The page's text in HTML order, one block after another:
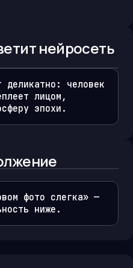
нейросеть
деликатно: человек
лицом,
эпохи.
фото слегка» —
ниже.